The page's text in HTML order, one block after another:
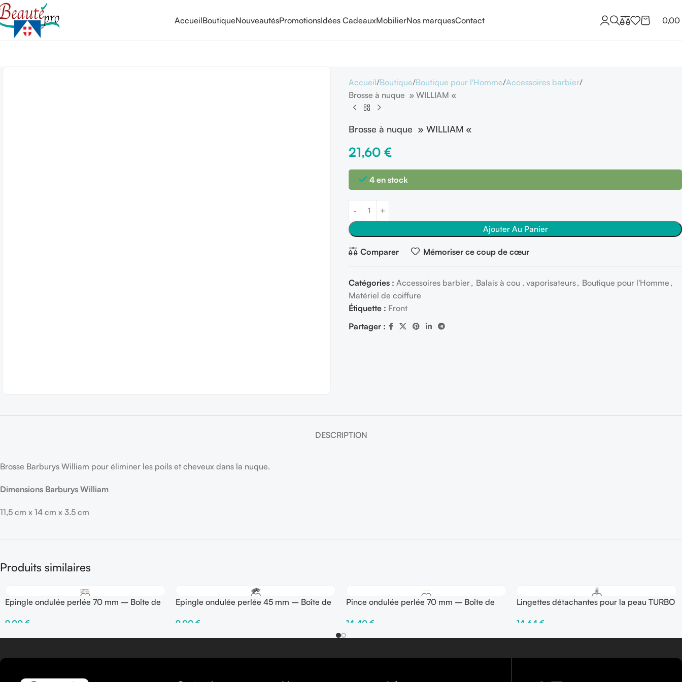
AccueilBoutiqueNouveautésPromotionsIdées CadeauxMobilierNos marquesContact 0,00
Accueil Boutique Boutique pour l'Homme Accessoires barbier
Brosse à nuque » WILLIAM «
Brosse à nuque » WILLIAM «
21,60 €
4 en stock
Ajouter Au Panier
Comparer Mémoriser ce coup de cœur
Catégories : Accessoires barbier, Balais à cou , vaporisateurs, Boutique pour l'Homme ,
Matériel de coiffure
Étiquette : Front
Partager :
DESCRIPTION
Brosse Barburys William pour éliminer les poils et cheveux dans la nuque.
Dimensions Barburys William
11,5 cm x 14 cm x 3.5 cm
Produits similaires
Epingle ondulée perlée 70 mm – Boîte de
9,00 €
Choix Des Options
Epingle ondulée perlée 45 mm – Boîte de
9,00 €
Choix Des Options
Pince ondulée perlée 70 mm – Boîte de
14,40 €
Choix Des Options
Lingettes détachantes pour la peau TURBO
14,64 €
Ajouter Au Panier